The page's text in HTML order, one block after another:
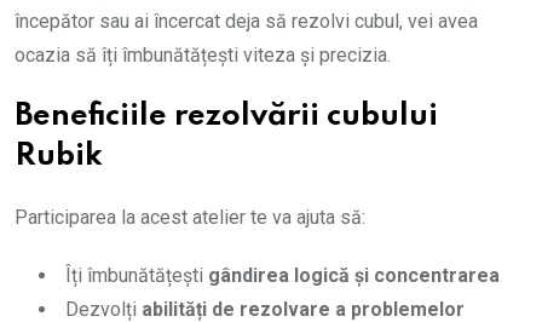
începător sau ai încercat deja să rezolvi cubul, vei avea
ocazia să îți îmbunătățești viteza și precizia.
Beneficiile rezolvării cubului
Rubik
Participarea la acest atelier te va ajuta să:
Îți îmbunătățești gândirea logică și concentrarea
Dezvolți abilități de rezolvare a problemelor